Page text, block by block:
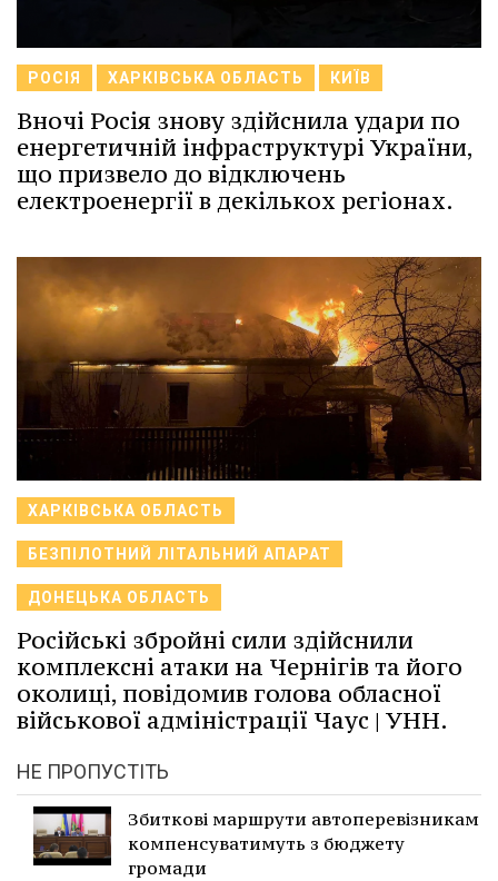
РОСІЯ ХАРКІВСЬКА ОБЛАСТЬ КИЇВ
Вночі Росія знову здійснила удари по
енергетичній інфраструктурі України,
що призвело до відключень
електроенергії в декількох регіонах.
ХАРКІВСЬКА ОБЛАСТЬ
БЕЗПІЛОТНИЙ ЛІТАЛЬНИЙ АПАРАТ
ДОНЕЦЬКА ОБЛАСТЬ
Російські збройні сили здійснили
комплексні атаки на Чернігів та його
околиці, повідомив голова обласної
військової адміністрації Чаус | УНН.
НЕ ПРОПУСТІТЬ
Збиткові маршрути автоперевізникам
компенсуватимуть з бюджету
громади